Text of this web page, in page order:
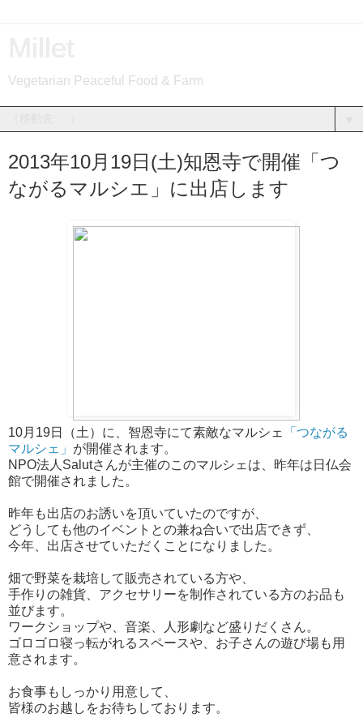
Vegetarian Peaceful Food & Farm
2013年10月19日(土)知恩寺で開催「つ
ながるマルシエ」に出店します
10月19日（土）に、智恩寺にて素敵なマルシェ
「つながる
マルシェ」 が開催されます。
NPO法人Salutさんが主催のこのマルシェは、昨年は日仏会
館で開催されました。
昨年も出店のお誘いを頂いていたのですが、
どうしても他のイベントとの兼ね合いで出店できず、
今年、出店させていただくことになりました。
畑で野菜を栽培して販売されている方や、
手作りの雑貨、アクセサリーを制作されている方のお品も
並びます。
ワークショップや、音楽、人形劇など盛りだくさん。
ゴロゴロ寝っ転がれるスペースや、お子さんの遊び場も用
意されます。
お食事もしっかり用意して、
皆様のお越しをお待ちしております。